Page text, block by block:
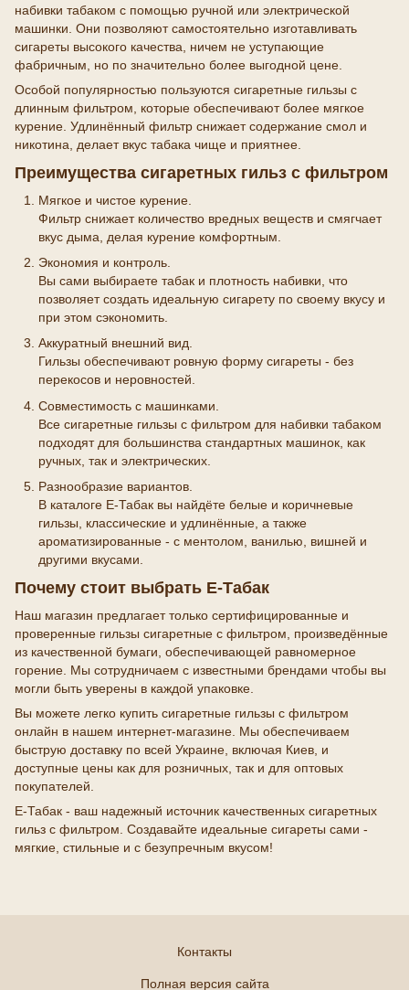
набивки табаком с помощью ручной или электрической
машинки. Они позволяют самостоятельно изготавливать
сигареты высокого качества, ничем не уступающие
фабричным, но по значительно более выгодной цене.
Особой популярностью пользуются сигаретные гильзы с
длинным фильтром, которые обеспечивают более мягкое
курение. Удлинённый фильтр снижает содержание смол и
никотина, делает вкус табака чище и приятнее.
Преимущества сигаретных гильз с фильтром
Мягкое и чистое курение.
Фильтр снижает количество вредных веществ и смягчает
вкус дыма, делая курение комфортным.
Экономия и контроль.
Вы сами выбираете табак и плотность набивки, что
позволяет создать идеальную сигарету по своему вкусу и
при этом сэкономить.
Аккуратный внешний вид.
Гильзы обеспечивают ровную форму сигареты - без
перекосов и неровностей.
Совместимость с машинками.
Все сигаретные гильзы с фильтром для набивки табаком
подходят для большинства стандартных машинок, как
ручных, так и электрических.
Разнообразие вариантов.
В каталоге E-Табак вы найдёте белые и коричневые
гильзы, классические и удлинённые, а также
ароматизированные - с ментолом, ванилью, вишней и
другими вкусами.
Почему стоит выбрать E-Табак
Наш магазин предлагает только сертифицированные и
проверенные гильзы сигаретные с фильтром, произведённые
из качественной бумаги, обеспечивающей равномерное
горение. Мы сотрудничаем с известными брендами чтобы вы
могли быть уверены в каждой упаковке.
Вы можете легко купить сигаретные гильзы с фильтром
онлайн в нашем интернет-магазине. Мы обеспечиваем
быструю доставку по всей Украине, включая Киев, и
доступные цены как для розничных, так и для оптовых
покупателей.
E-Табак - ваш надежный источник качественных сигаретных
гильз с фильтром. Создавайте идеальные сигареты сами -
мягкие, стильные и с безупречным вкусом!
Контакты
Полная версия сайта